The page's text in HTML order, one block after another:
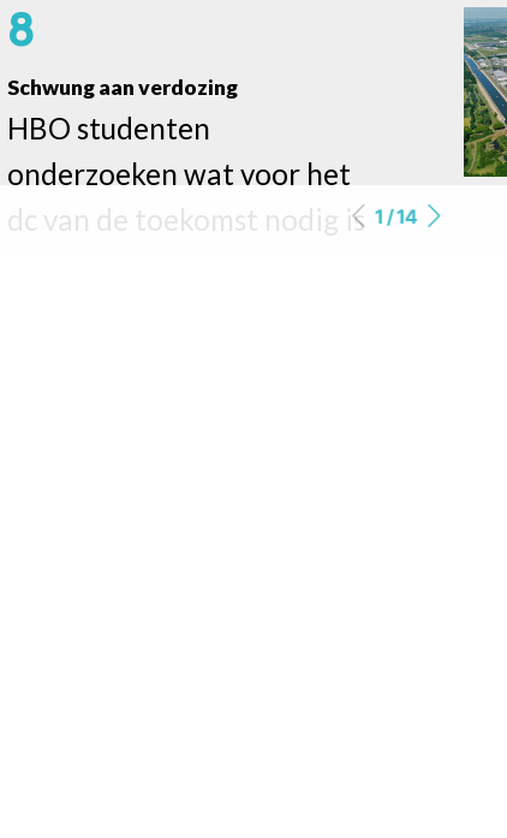
8
Schwung aan verdozing
HBO studenten
onderzoeken wat voor het
dc van de toekomst nodig is 1 / 14